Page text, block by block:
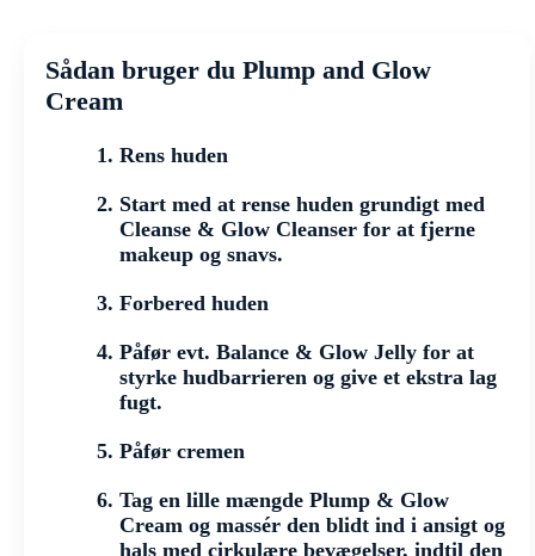
Sådan bruger du Plump and Glow
Cream
Rens huden
Start med at rense huden grundigt med
Cleanse & Glow Cleanser for at fjerne
makeup og snavs.
Forbered huden
Påfør evt. Balance & Glow Jelly for at
styrke hudbarrieren og give et ekstra lag
fugt.
Påfør cremen
Tag en lille mængde Plump & Glow
Cream og massér den blidt ind i ansigt og
hals med cirkulære bevægelser, indtil den